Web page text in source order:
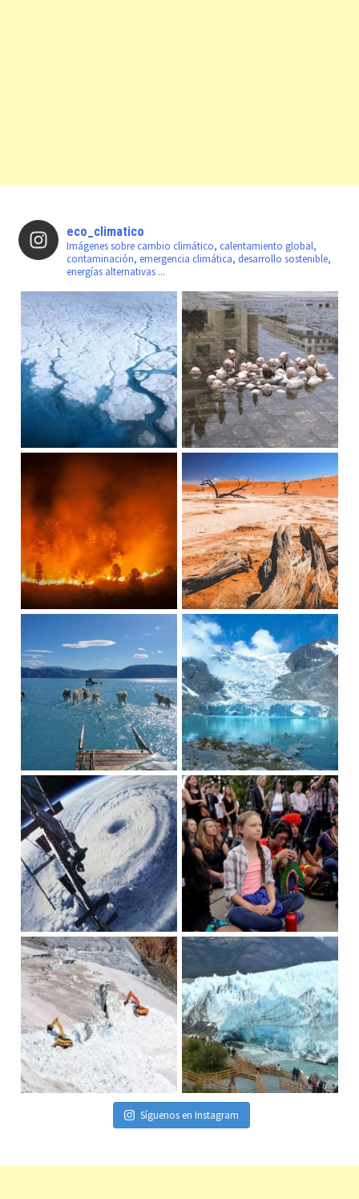
eco_climatico
Imágenes sobre cambio climático, calentamiento global,
contaminación, emergencia climática, desarrollo sostenible,
energías alternativas ...
Síguenos en Instagram